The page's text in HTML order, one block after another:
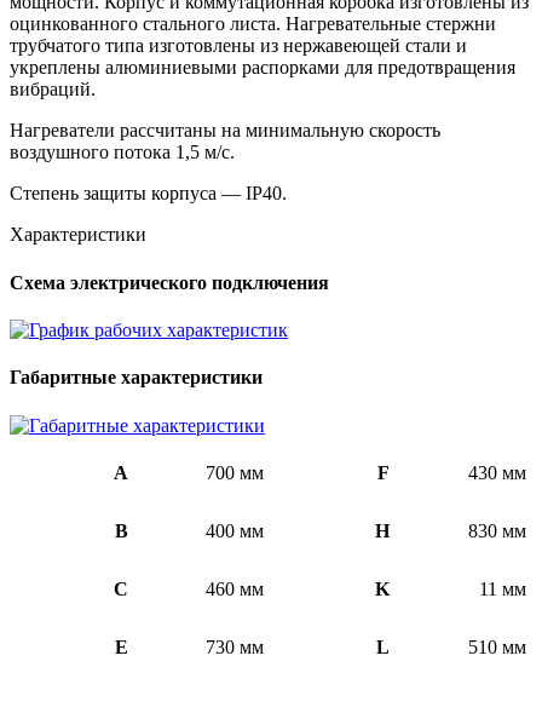
оцинкованного стального листа. Нагревательные стержни
трубчатого типа изготовлены из нержавеющей стали и
укреплены алюминиевыми распорками для предотвращения
вибраций.
Нагреватели рассчитаны на минимальную скорость
воздушного потока 1,5 м/с.
Степень защиты корпуса — IP40.
Характеристики
Схема электрического подключения
Габаритные характеристики
A 700 мм F 430 мм
B 400 мм H 830 мм
C 460 мм K 11 мм
E 730 мм L 510 мм